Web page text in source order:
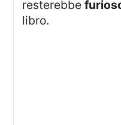
resterebbe
libro.